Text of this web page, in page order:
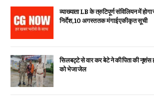
व्याख्याता LB के त्रुटिपूर्ण संविलियन में
निर्देश, 10 अगस्त तक मंगाई एकीकृत सूची
सिलबट्टे से वार कर बेटे ने की पिता की नृशंस
को भेजा जेल